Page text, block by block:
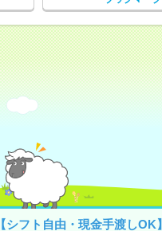
【シフト自由・現金手渡しOK】